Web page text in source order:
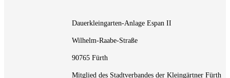
Dauerkleingarten-Anlage Espan II
Wilhelm-Raabe-Straße
90765 Fürth
Mitglied des Stadtverbandes der Kleingärtner Fürth